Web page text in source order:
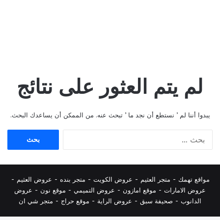
لم يتم العثور على نتائج
يبدوا أننا لم ’ نستطع أن نجد ما ’ تبحث عنه. من الممكن أن يساعدك البحث.
مواقع تهمك - متجر العثيم - عروض الكويت - متجر بنده - عروض العثيم -
عروض الامارات - موقع امازون - عروض التميمي - موقع نون - عروض
الدانوب - صحيفة سبق - عروض الراية - موقع حراج - متجر شي ان